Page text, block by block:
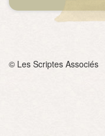
© Les Scriptes Associés